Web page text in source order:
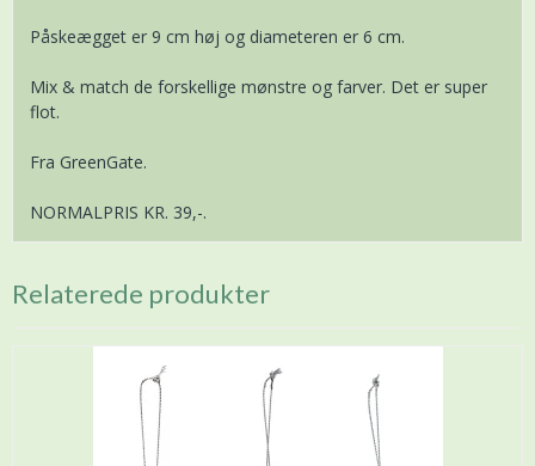
Påskeægget er 9 cm høj og diameteren er 6 cm.
Mix & match de forskellige mønstre og farver. Det er super
flot.
Fra GreenGate.
NORMALPRIS KR. 39,-.
Relaterede produkter